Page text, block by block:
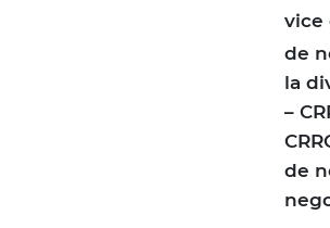
vice
de
la
–
de